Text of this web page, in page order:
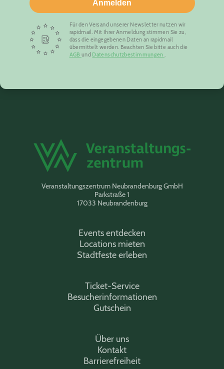
Anmelden
Für den Versand unserer Newsletter nutzen wir
rapidmail. Mit Ihrer Anmeldung stimmen Sie zu,
dass die eingegebenen Daten an rapidmail
übermittelt werden. Beachten Sie bitte auch die
AGB und Datenschutzbestimmungen
Veranstaltungszentrum Neubrandenburg GmbH
Parkstraße 1
17033 Neubrandenburg
Events entdecken
Locations mieten
Stadtfeste erleben
Ticket-Service
Besucherinformationen
Gutschein
Über uns
Kontakt
Barrierefreiheit